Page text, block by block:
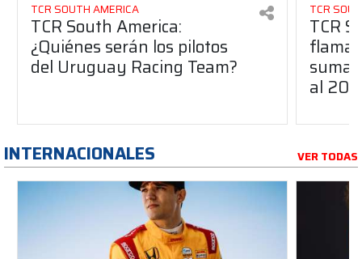
TCR SOUTH AMERICA
TCR South America:
¿Quiénes serán los pilotos
del Uruguay Racing Team?
TCR
TCR
suma
al
INTERNACIONALES VER TODAS